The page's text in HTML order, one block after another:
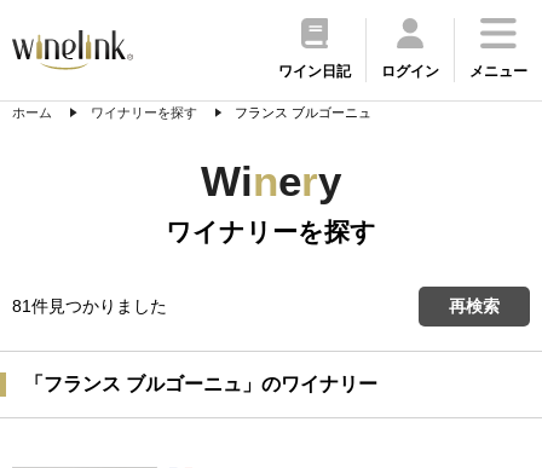
ワイン日記 ログイン メニュー
ホーム ワイナリーを探す フランス ブルゴーニュ
Winery
ワイナリーを探す
81件見つかりました 再検索
「フランス ブルゴーニュ」のワイナリー